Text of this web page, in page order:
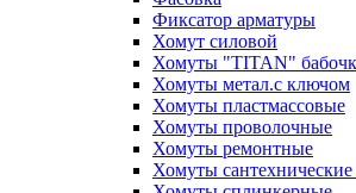
Фиксатор арматуры
Хомут силовой
Хомуты "TITAN"
Хомуты метал.с ключом
Хомуты пластмассовые
Хомуты проволочные
Хомуты ремонтные
Хомуты сантехнические